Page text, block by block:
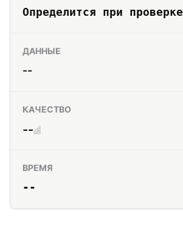
Определится при проверке
ДАННЫЕ
--
КАЧЕСТВО
--
ВРЕМЯ
--